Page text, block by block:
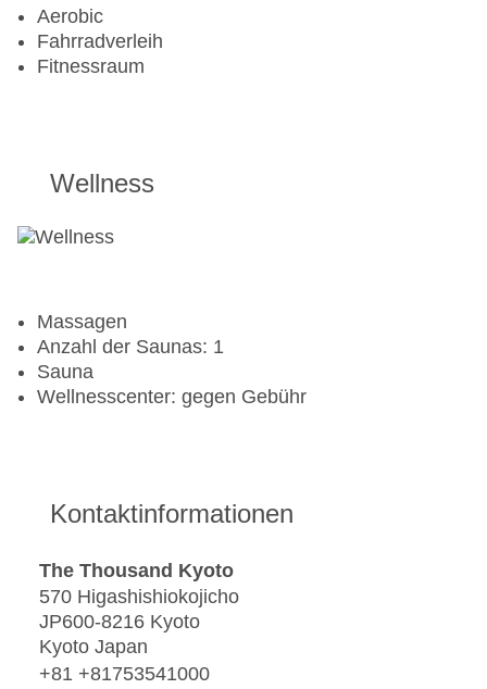
Aerobic
Fahrradverleih
Fitnessraum
Wellness
Massagen
Anzahl der Saunas: 1
Sauna
Wellnesscenter: gegen Gebühr
Kontaktinformationen
The Thousand Kyoto
570 Higashishiokojicho
JP600-8216 Kyoto
Kyoto Japan
+81 +81753541000